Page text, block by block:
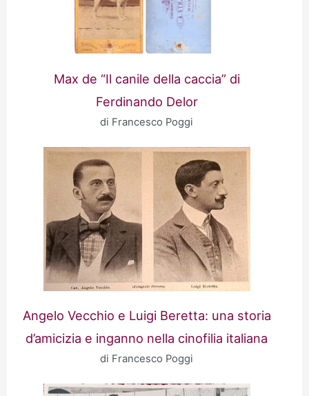
Max de “Il canile della caccia” di
Ferdinando Delor
di Francesco Poggi
Angelo Vecchio e Luigi Beretta: una storia
d’amicizia e inganno nella cinofilia italiana
di Francesco Poggi